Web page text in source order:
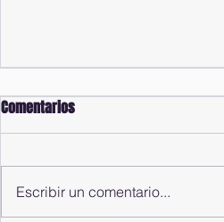
Comentarios
Escribir un comentario...